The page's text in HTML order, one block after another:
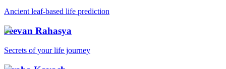
Ancient leaf-based life prediction
Jeevan Rahasya
Secrets of your life journey